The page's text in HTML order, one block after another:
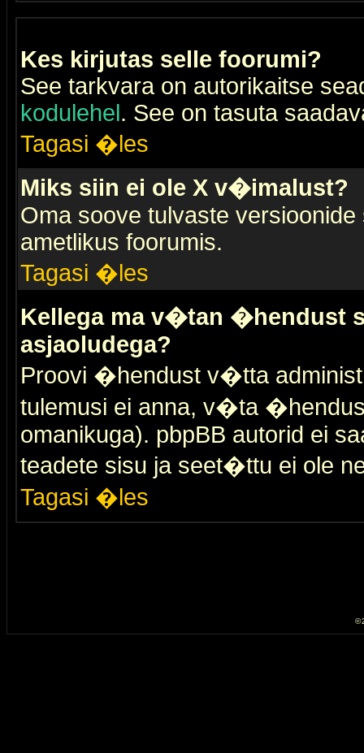
Kes kirjutas selle foorumi?
See tarkvara on autorikaitse
kodulehel. See on tasuta
Tagasi �les
Miks siin ei ole X v�imalust?
Oma soove tulvaste
ametlikus foorumis.
Tagasi �les
Kellega ma v�tan �hendust
asjaoludega?
Proovi �hendust v�tta
tulemusi ei anna, v�ta
omanikuga). pbpBB autorid ei
teadete sisu ja seet�ttu ei ole
Tagasi �les
©